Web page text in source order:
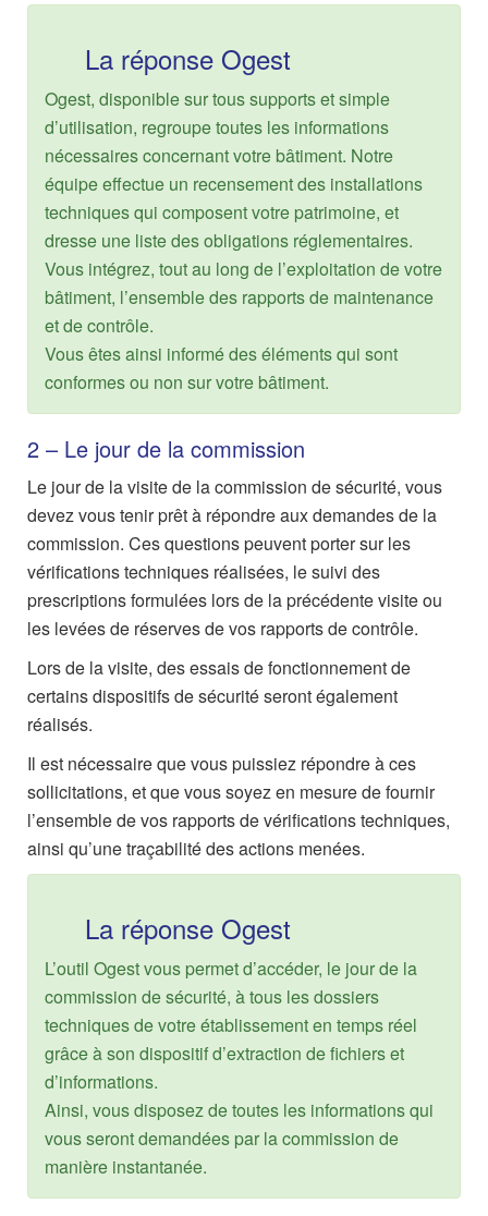
La réponse Ogest
Ogest, disponible sur tous supports et simple
d’utilisation, regroupe toutes les informations
nécessaires concernant votre bâtiment. Notre
équipe effectue un recensement des installations
techniques qui composent votre patrimoine, et
dresse une liste des obligations réglementaires.
Vous intégrez, tout au long de l’exploitation de votre
bâtiment, l’ensemble des rapports de maintenance
et de contrôle.
Vous êtes ainsi informé des éléments qui sont
conformes ou non sur votre bâtiment.
2 – Le jour de la commission
Le jour de la visite de la commission de sécurité, vous
devez vous tenir prêt à répondre aux demandes de la
commission. Ces questions peuvent porter sur les
vérifications techniques réalisées, le suivi des
prescriptions formulées lors de la précédente visite ou
les levées de réserves de vos rapports de contrôle.
Lors de la visite, des essais de fonctionnement de
certains dispositifs de sécurité seront également
réalisés.
Il est nécessaire que vous puissiez répondre à ces
sollicitations, et que vous soyez en mesure de fournir
l’ensemble de vos rapports de vérifications techniques,
ainsi qu’une traçabilité des actions menées.
La réponse Ogest
L’outil Ogest vous permet d’accéder, le jour de la
commission de sécurité, à tous les dossiers
techniques de votre établissement en temps réel
grâce à son dispositif d’extraction de fichiers et
d’informations.
Ainsi, vous disposez de toutes les informations qui
vous seront demandées par la commission de
manière instantanée.